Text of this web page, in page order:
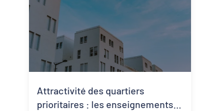
Attractivité des quartiers
prioritaires : les enseignements